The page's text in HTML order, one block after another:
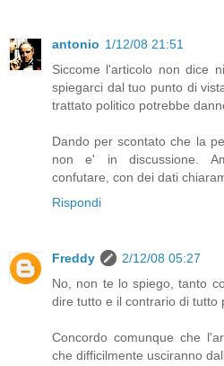
antonio 1/12/08 21:51
Siccome l'articolo non dice
spiegarci dal tuo punto di
trattato politico potrebbe
Dando per scontato che la
non e' in discussione.
confutare, con dei dati
Rispondi
Freddy
2/12/08 05:27
No, non te lo spiego, tanto
dire tutto e il contrario di tutto
Concordo comunque che
che difficilmente usciranno